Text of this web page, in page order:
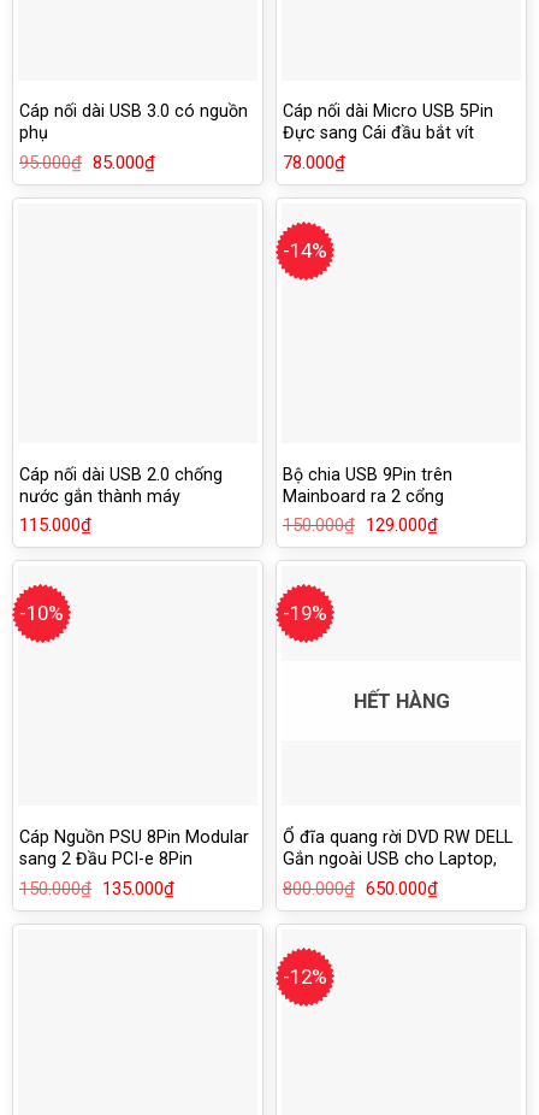
Cáp nối dài USB 3.0 có nguồn
phụ
95.000₫ Giá
là:
85.000₫Giá
hiện
tại
Cáp nối dài Micro USB 5Pin
Đực sang Cái đầu bắt vít
78.000₫
Cáp nối dài USB 2.0 chống
nước gắn thành máy
115.000₫
-14%
Bộ chia USB 9Pin trên
Mainboard ra 2 cổng
150.000₫
Giá
là:
129.000₫Giá
hiện
tại
-10%
Cáp Nguồn PSU 8Pin Modular
sang 2 Đầu PCI-e 8Pin
(6+2Pin)
150.000₫
Giá
là:
135.000₫Giá
hiện
tại
-19%
HẾT HÀNG
Ổ đĩa quang rời DVD RW DELL
Gắn ngoài USB cho Laptop,
Macbook, PC
800.000₫ Giá
là:
650.000₫Giá
hiện
tại
-12%